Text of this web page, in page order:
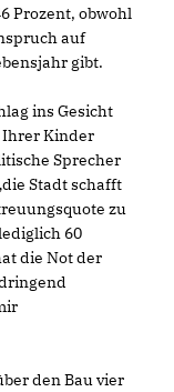
Prozent, obwohl
auf
gibt.
ins Gesicht
Ihrer Kinder
Sprecher
Stadt schafft
zu
60
die Not der
den Bau vier